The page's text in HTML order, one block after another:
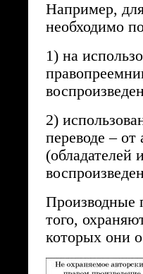
Например,
необходимо
1) на
2)
переводе – от
(обладателей
Производные
того,
которых они